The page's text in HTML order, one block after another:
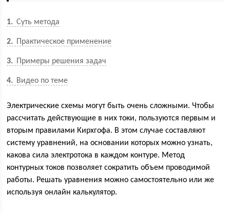
1 Суть метода
2 Практическое применение
3 Примеры решения задач
4 Видео по теме
Электрические схемы могут быть очень сложными. Чтобы
рассчитать действующие в них токи, пользуются первым и
вторым правилами Кирхгофа. В этом случае составляют
систему уравнений, на основании которых можно узнать,
какова сила электротока в каждом контуре. Метод
контурных токов позволяет сократить объем проводимой
работы. Решать уравнения можно самостоятельно или же
используя онлайн калькулятор.